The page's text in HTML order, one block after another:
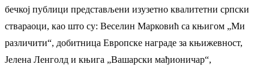
бечкој публици представљени изузетно квалитетни српски
ствараоци, као што су: Веселин Марковић са књигом „Ми
различити“, добитница Европске награде за књижевност,
Јелена Ленголд и књига „Вашарски мађионичар“,